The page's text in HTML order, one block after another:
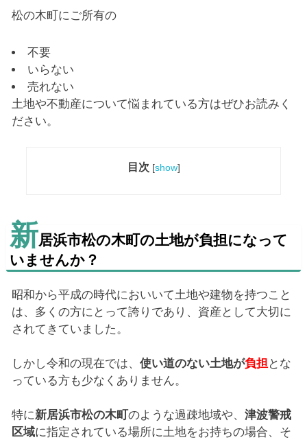
松の木町にご所有の
不要
いらない
売れない
土地や不動産について悩まれている方はぜひお読みく
ださい。
目次 [show]
新居浜市松の木町の土地が負担になって
いませんか？
昭和から平成の時代においいて土地や建物を持つこと
は、多くの方にとって誇りであり、資産として大切に
されてきていました。
しかし令和の現在では、 使い道のない土地が負担とな
っている方も少なくありません。
特に新居浜市松の木町のような過疎地域や、 津波警戒
区域に指定されている場所に土地をお持ちの場合、そ